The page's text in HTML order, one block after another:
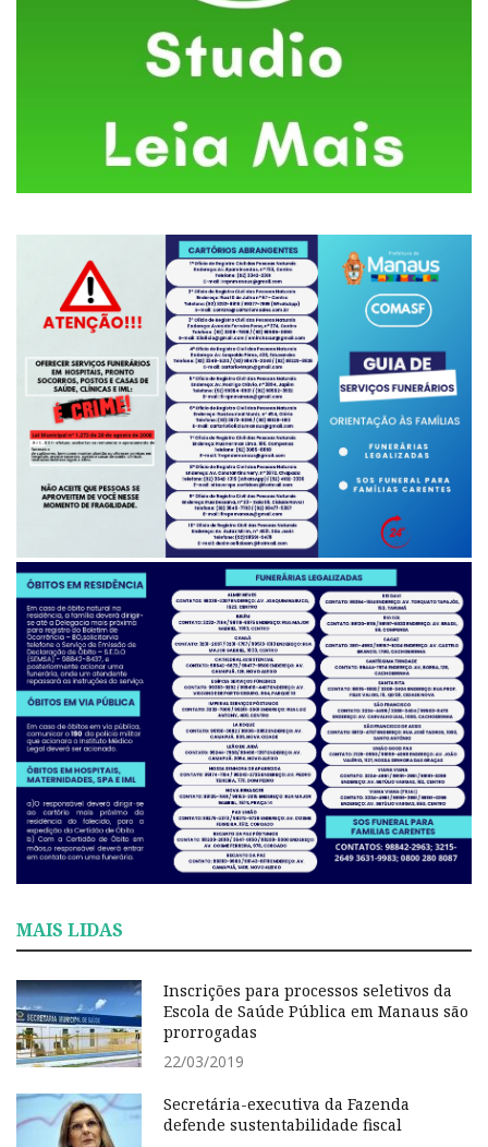
MAIS LIDAS
Inscrições para processos seletivos da
Escola de Saúde Pública em Manaus são
prorrogadas
22/03/2019
Secretária-executiva da Fazenda
defende sustentabilidade fiscal